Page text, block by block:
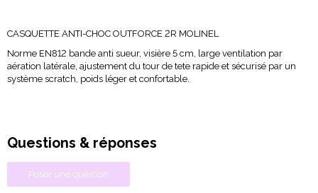
CASQUETTE ANTI-CHOC OUTFORCE 2R MOLINEL
Norme EN812 bande anti sueur, visière 5 cm, large ventilation par
aération latérale, ajustement du tour de tete rapide et sécurisé par un
système scratch, poids léger et confortable.
Questions & réponses
Poser une question